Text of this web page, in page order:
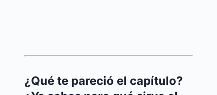
¿Qué te pareció el capítulo?